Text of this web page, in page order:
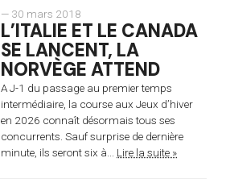
— 30 mars 2018
L’ITALIE ET LE CANADA
SE LANCENT, LA
NORVÈGE ATTEND
A J-1 du passage au premier temps
intermédiaire, la course aux Jeux d’hiver
en 2026 connaît désormais tous ses
concurrents. Sauf surprise de dernière
minute, ils seront six à... Lire la suite »